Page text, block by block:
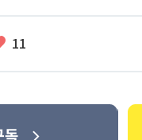
좋
11